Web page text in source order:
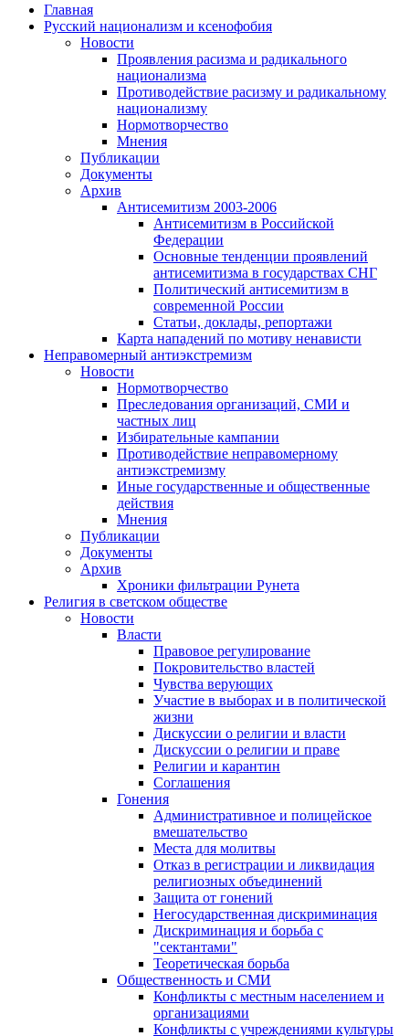
Главная
Русский национализм и ксенофобия
Новости
Проявления расизма и радикального
национализма
Противодействие расизму и радикальному
национализму
Нормотворчество
Мнения
Публикации
Документы
Архив
Антисемитизм 2003-2006
Антисемитизм в Российской
Федерации
Основные тенденции проявлений
антисемитизма в государствах СНГ
Политический антисемитизм в
современной России
Статьи, доклады, репортажи
Карта нападений по мотиву ненависти
Неправомерный антиэкстремизм
Новости
Нормотворчество
Преследования организаций, СМИ и
частных лиц
Избирательные кампании
Противодействие неправомерному
антиэкстремизму
Иные государственные и общественные
действия
Мнения
Публикации
Документы
Архив
Хроники фильтрации Рунета
Религия в светском обществе
Новости
Власти
Правовое регулирование
Покровительство властей
Чувства верующих
Участие в выборах и в политической
жизни
Дискуссии о религии и власти
Дискуссии о религии и праве
Религии и карантин
Соглашения
Гонения
Административное и полицейское
вмешательство
Места для молитвы
Отказ в регистрации и ликвидация
религиозных объединений
Защита от гонений
Негосударственная дискриминация
Дискриминация и борьба с
"сектантами"
Теоретическая борьба
Общественность и СМИ
Конфликты с местным населением и
организациями
Конфликты с учреждениями культуры